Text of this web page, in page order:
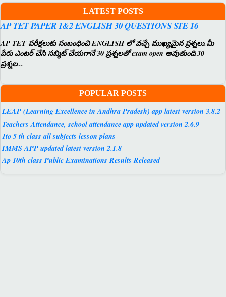
LATEST POSTS
AP TET PAPER 1&2 ENGLISH 30 QUESTIONS STE 16
AP TET పరీక్షలుకు సంబంధించి ENGLISH లో వచ్చే ముఖ్యమైన ప్రశ్నలు.మీ
పేరు ఎంటర్ చేసి సబ్మిట్ చేయగానే 30 ప్రశ్నలతో exam open అవుతుంది.30
ప్రశ్నల...
POPULAR POSTS
LEAP (Learning Excellence in Andhra Pradesh) app latest version 3.8.2
Teachers Attendance, school attendance app updated version 2.6.9
1to 5 th class all subjects lesson plans
IMMS APP updated latest version 2.1.8
Ap 10th class Public Examinations Results Released